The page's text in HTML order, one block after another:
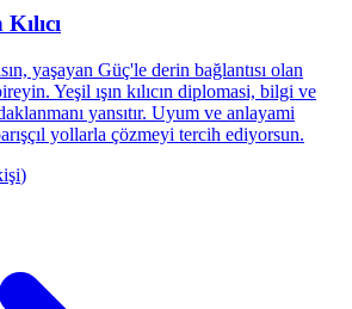
yaşayan Güç'le derin bağlantısı olan
Yeşil ışın kılıcın diplomasi, bilgi ve
yansıtır. Uyum ve anlayami
yollarla çözmeyi tercih ediyorsun.
)